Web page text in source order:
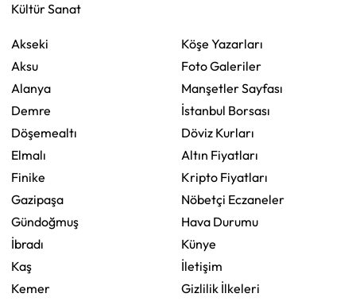
Kültür Sanat
Akseki
Aksu
Alanya
Demre
Döşemealtı
Elmalı
Finike
Gazipaşa
Gündoğmuş
İbradı
Kaş
Kemer
Köşe Yazarları
Foto Galeriler
Manşetler Sayfası
İstanbul Borsası
Döviz Kurları
Altın Fiyatları
Kripto Fiyatları
Nöbetçi Eczaneler
Hava Durumu
Künye
İletişim
Gizlilik İlkeleri